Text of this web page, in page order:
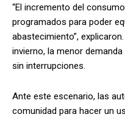
“El incremento del
programados para poder
abastecimiento”,
invierno, la menor
sin interrupciones.
Ante este escenario, las
comunidad para hacer un